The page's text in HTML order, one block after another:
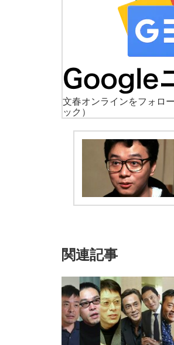
文春オンラインをフォロ
ック）
関連記事